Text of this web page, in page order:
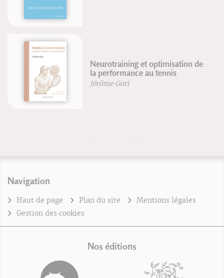
Neurotraining et optimisation de
la performance au tennis
Jérôme Gori
Navigation
Haut de page Plan du site
Mentions légales
Gestion des cookies
Nos éditions